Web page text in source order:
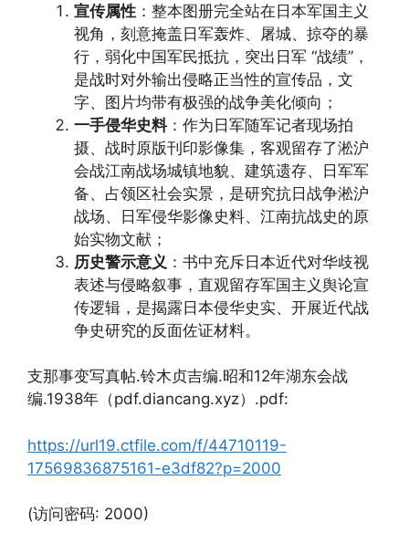
宣传属性 ：整本图册完全站在日本军国主义
视角，刻意掩盖日军轰炸、屠城、掠夺的暴
行，弱化中国军民抵抗，突出日军 “战绩”，
是战时对外输出侵略正当性的宣传品，文
字、图片均带有极强的战争美化倾向；
一手侵华史料：作为日军随军记者现场拍
摄、战时原版刊印影像集，客观留存了淞沪
会战江南战场城镇地貌、建筑遗存、日军军
备、占领区社会实景，是研究抗日战争淞沪
战场、日军侵华影像史料、江南抗战史的原
始实物文献；
历史警示意义 ：书中充斥日本近代对华歧视
表述与侵略叙事，直观留存军国主义舆论宣
传逻辑，是揭露日本侵华史实、开展近代战
争史研究的反面佐证材料。
支那事变写真帖.铃木贞吉编.昭和12年湖东会战
编.1938年（pdf.diancang.xyz）.pdf:
https://url19.ctfile.com/f/44710119-
17569836875161-e3df82?p=2000
(访问密码: 2000)